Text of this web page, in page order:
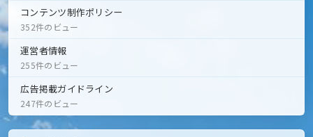
コンテンツ制作ポリシー
352件のビュー
運営者情報
255件のビュー
広告掲載ガイドライン
247件のビュー